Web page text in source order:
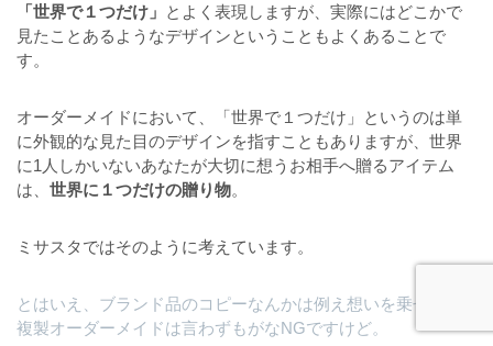
「世界で１つだけ」 とよく表現しますが、実際にはどこかで
見たことあるようなデザインということもよくあることで
す。
オーダーメイドにおいて、「世界で１つだけ」というのは単
に外観的な見た目のデザインを指すこともありますが、世界
に1人しかいないあなたが大切に想うお相手へ贈るアイテム
は、 世界に１つだけの贈り物。
ミサスタではそのように考えています。
とはいえ、ブランド品のコピーなんかは例え想いを乗せても
複製オーダーメイドは言わずもがなNGですけど。